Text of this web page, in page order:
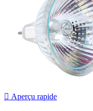
 Aperçu rapide